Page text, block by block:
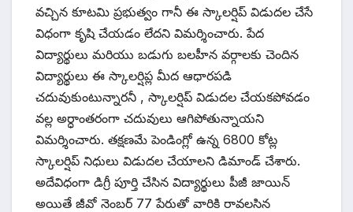
వచ్చిన కూటమి ప్రభుత్వం గానీ ఈ స్కాలర్షిప్ విడుదల చేసే
విధంగా కృషి చేయడం లేదని విమర్శించారు. పేద
విద్యార్థులు మరియు బడుగు బలహీన వర్గాలకు చెందిన
విద్యార్థులు ఈ స్కాలర్షిప్ల మీద ఆధారపడి
చదువుకుంటున్నారనీ , స్కాలర్షిప్ విడుదల చేయకపోవడం
వల్ల అర్ధాంతరంగా చదువులు ఆగిపోతున్నాయని
విమర్శించారు. తక్షణమే పెండింగ్లో ఉన్న 6800 కోట్ల
స్కాలర్షిప్ నిధులు విడుదల చేయాలని డిమాండ్ చేశారు.
అదేవిధంగా డిగ్రీ పూర్తి చేసిన విద్యార్థులు పీజీ జాయిన్
అయితే జీవో నెంబర్ 77 పేరుతో వారికి రావలసిన